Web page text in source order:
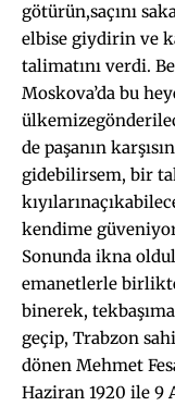
götürün,saçını
elbise giydirin ve
talimatını verdi.
Moskova’da bu
de paşanın
gidebilirsem, bir
kendime
Sonunda ikna
emanetlerle
binerek,
geçip, Trabzon
dönen Mehmet
Haziran 1920 ile 9